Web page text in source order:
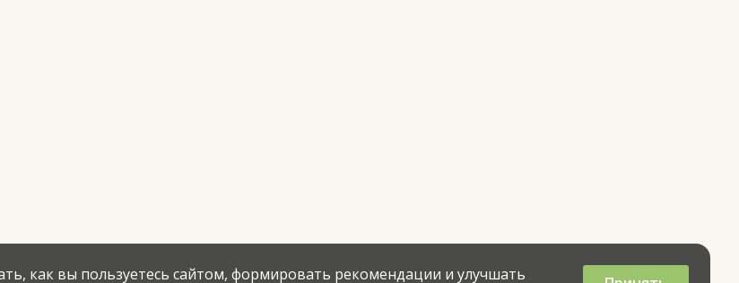
как вы пользуетесь сайтом, формировать рекомендации и улучшать